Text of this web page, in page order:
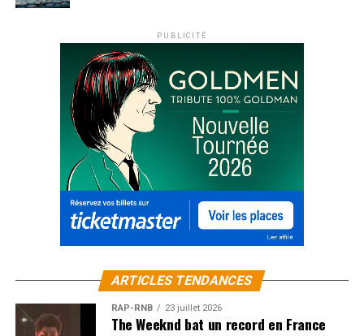
PUBLICITÉ
ARTICLES TENDANCES
RAP-RNB 23 juillet 2026
The Weeknd bat un record en France